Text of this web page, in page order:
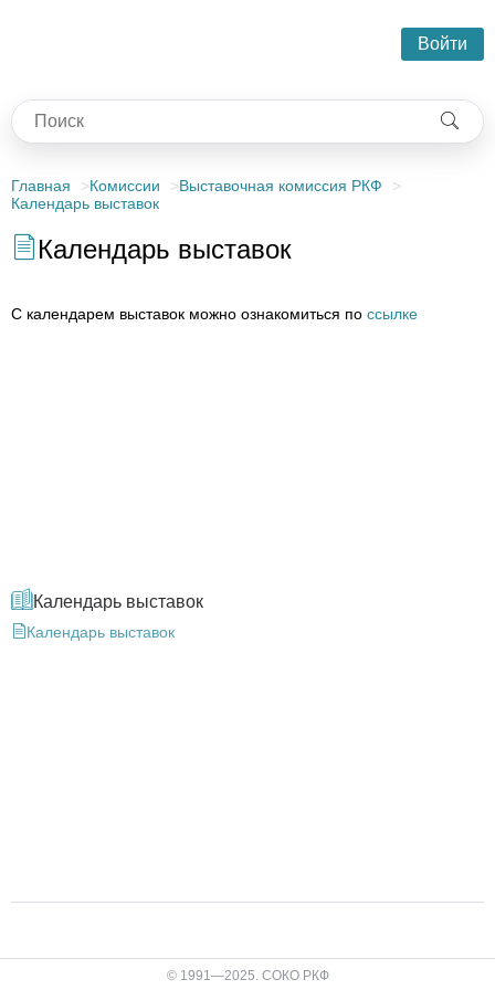
Войти
Главная Комиссии
Выставочная комиссия РКФ
Календарь выставок
Календарь выставок
С календарем выставок можно ознакомиться по ссылке
Календарь выставок
Календарь выставок
© 1991—2025. СОКО РКФ